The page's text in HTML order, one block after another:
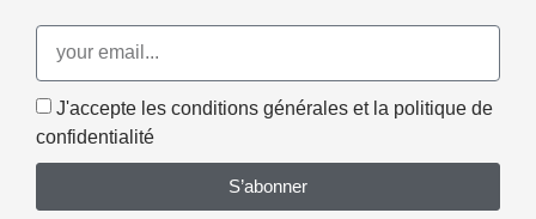
J'accepte les conditions générales et la politique de
confidentialité
S’abonner